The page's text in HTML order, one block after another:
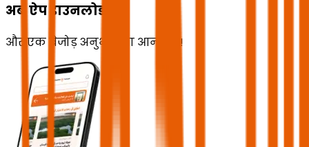
अब ऐप डाउनलोड करें
और एक बेजोड़ अनुभव का आनंद लें!